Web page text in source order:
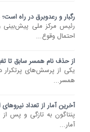
رگبار و رعدوبرق در راه
رئیس مرکز ملی پیش‌بینی
احتمال وقوع...
از حذف نام همسر سابق تا
یکی از پرسش‌های پرتکرار
همسر...
آخرین آمار از تعداد
پنتاگون به تازگی و پس از
آمار...